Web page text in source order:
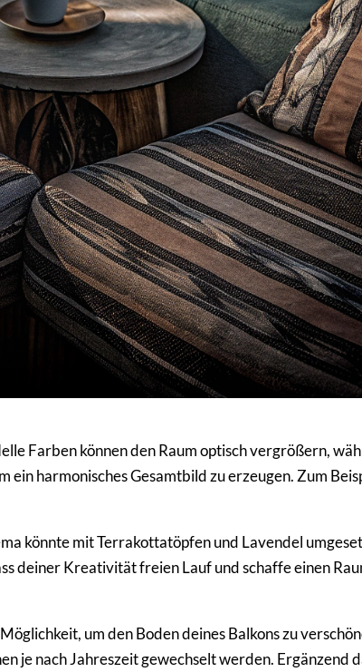
Farben können den Raum optisch vergrößern,
harmonisches Gesamtbild zu erzeugen. Zum
könnte mit Terrakottatöpfen und Lavendel
deiner Kreativität freien Lauf und schaffe einen
um den Boden deines Balkons zu
je nach Jahreszeit gewechselt werden. Ergänzend